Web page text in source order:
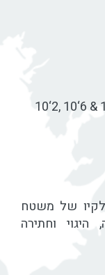
10‘2, 10‘6
של משטח
היגוי וחתירה